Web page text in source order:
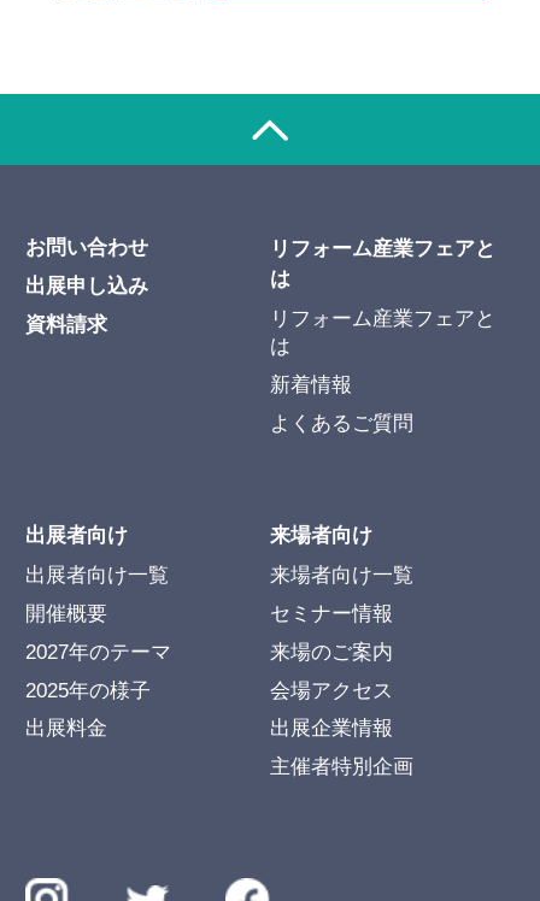
お問い合わせ
出展申し込み
資料請求
リフォーム産業フェアと
は
リフォーム産業フェアと
は
新着情報
よくあるご質問
出展者向け
出展者向け一覧
開催概要
2027年のテーマ
2025年の様子
出展料金
来場者向け
来場者向け一覧
セミナー情報
来場のご案内
会場アクセス
出展企業情報
主催者特別企画